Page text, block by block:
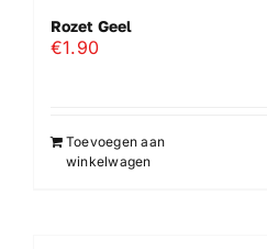
Rozet Geel
€1.90
Toevoegen aan
winkelwagen